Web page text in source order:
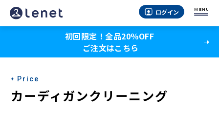
ログイン MENU
初回限定！全品20％OFF
ご注文はこちら
Price
カーディガンクリーニング